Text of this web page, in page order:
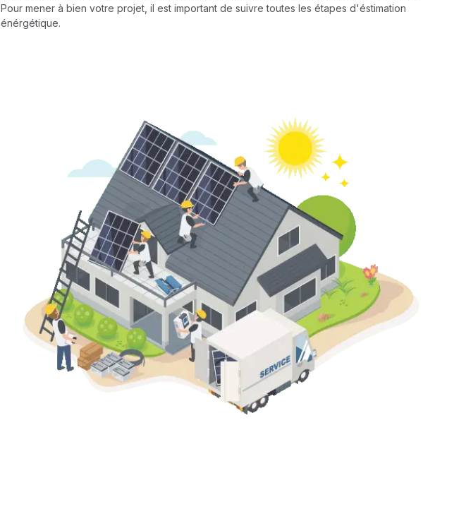
Pour mener à bien votre projet, il est important de suivre toutes les étapes d'éstimation
énérgétique.